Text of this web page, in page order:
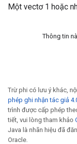
Một vectơ 1 hoặc
Thông tin
Trừ phi có lưu ý khác,
phép ghi nhận tác giả
trình được cấp phép
tiết, vui lòng tham khảo
Java là nhãn hiệu đã
Oracle.